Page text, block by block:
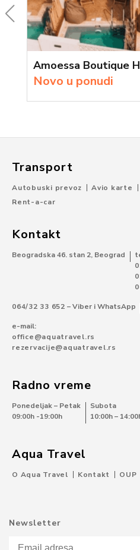
Amoessa Boutique
Novo u ponudi
Transport
Autobuski prevoz Avio karte
Rent-a-car
Kontakt
Beogradska 46. stan 2, Beograd
064/32 33 652 – Viber i WhatsApp
e-mail:
office@aquatravel.rs
rezervacije@aquatravel.rs
Radno vreme
Ponedeljak – Petak
09:00h -19:00h
Subota
10:00h –
Aqua Travel
O Aqua Travel Kontakt OUP
Newsletter